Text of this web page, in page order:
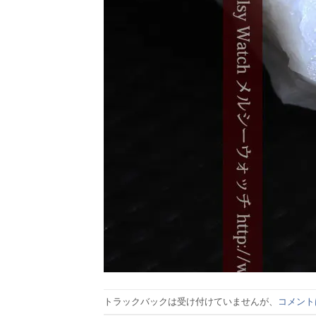
トラックバックは受け付けていませんが、 コメン